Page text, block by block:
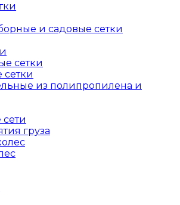
и садовые сетки
сетки
из полипропилена и
груза